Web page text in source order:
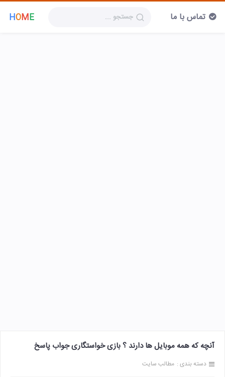
HOME تماس با ما
آنچه که همه موبایل ها دارند ؟ بازی خواستگاری جواب پاسخ
دسته بندی : مطالب سایت